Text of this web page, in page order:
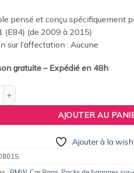
pensé et conçu spécifiquement
(E84) (de 2009 à 2015)
sur l’affectation : Aucune
gratuite – Expédié en 48h
Pack de 6 sacs de voyage sur-
AJOUTER AU
Ajouter à la